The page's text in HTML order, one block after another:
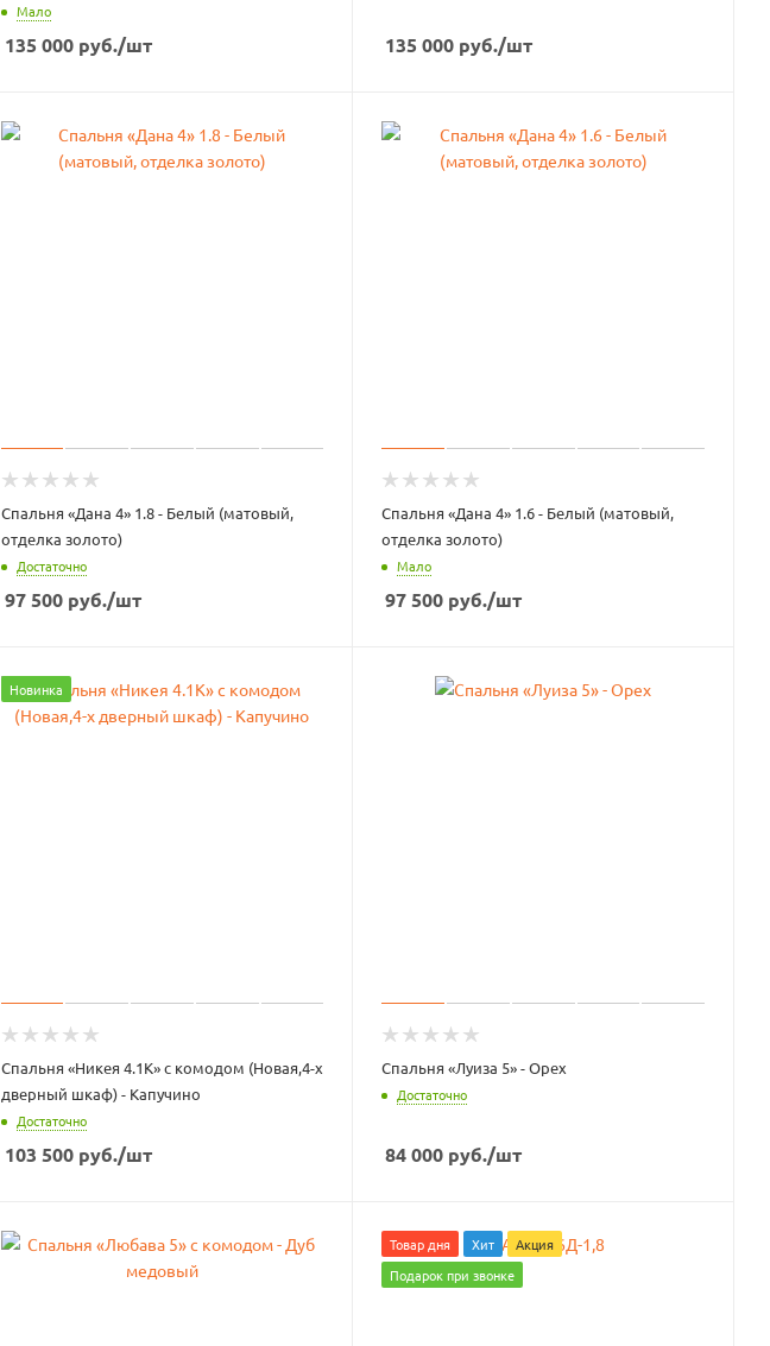
Мало
135 000руб./шт 135 000 руб./шт
Спальня «Дана 4» 1.8 - Белый (матовый,
отделка золото)
Достаточно
97 500руб./шт
Спальня «Дана 4» 1.6 - Белый (матовый,
отделка золото)
Мало
97 500 руб./шт
Новинка
Спальня «Никея 4.1К» с комодом (Новая,4-х
дверный шкаф) - Капучино
Достаточно
103 500руб./шт
Спальня «Луиза 5» - Орех
Достаточно
84 000 руб./шт
Товар дня Хит
Акция
Подарок при звонке